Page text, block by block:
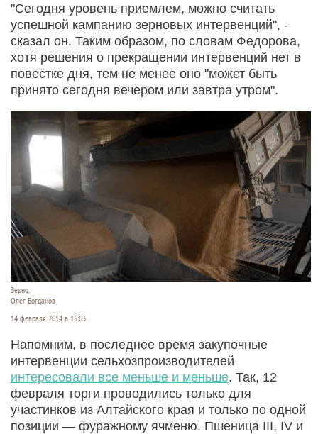
"Сегодня уровень приемлем, можно считать
успешной кампанию зерновых интервенций", -
сказал он. Таким образом, по словам Федорова,
хотя решения о прекращении интервенций нет в
повестке дня, тем не менее оно "может быть
принято сегодня вечером или завтра утром".
Зерно.
Олег Богданов
14 февраля 2014 в 15:03
Напомним, в последнее время закупочные
интервенции сельхозпроизводителей
интересовали все меньше и меньше. Так, 12
февраля торги проводились только для
участинков из Алтайского края и только по одной
позиции — фуражному ячменю. Пшеница III, IV и